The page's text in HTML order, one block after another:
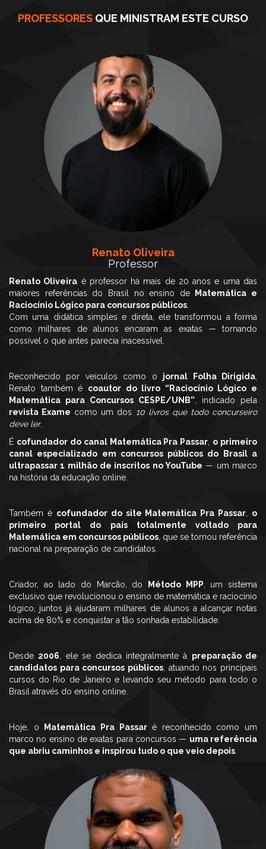
PROFESSORES QUE MINISTRAM ESTE CURSO
Renato Oliveira
Professor
Renato Oliveira é professor há mais de 20 anos e uma das
maiores referências do Brasil no ensino de
Matemática e
Raciocínio Lógico para concursos públicos
Com uma didática simples e direta, ele transformou a forma
como milhares de alunos encaram as exatas — tornando
possível o que antes parecia inacessível.
Reconhecido por veículos como o jornal Folha Dirigida
Renato também é coautor do livro “Raciocínio Lógico e
Matemática para Concursos CESPE/UNB” , indicado pela
revista Exame como um dos
10 livros que todo concurseiro
deve ler.
É cofundador do canal Matemática Pra Passar o primeiro
canal especializado em concursos públicos do Brasil a
ultrapassar 1 milhão de inscritos no YouTube — um marco
na história da educação online.
Também é cofundador do site Matemática Pra Passar
o
primeiro portal do país totalmente voltado para
Matemática em concursos públicos , que se tornou referência
nacional na preparação de candidatos.
Criador, ao lado do Marcão, do Método MPP , um sistema
exclusivo que revolucionou o ensino de matemática e raciocínio
lógico, juntos já ajudaram milhares de alunos a alcançar notas
acima de 80% e conquistar a tão sonhada estabilidade.
Desde 2006 , ele se dedica integralmente à preparação de
candidatos para concursos públicos , atuando nos principais
cursos do Rio de Janeiro e levando seu método para todo o
Brasil através do ensino online.
Hoje, o Matemática Pra Passaré reconhecido como um
marco no ensino de exatas para concursos — uma referência
que abriu caminhos e inspirou tudo o que veio depois